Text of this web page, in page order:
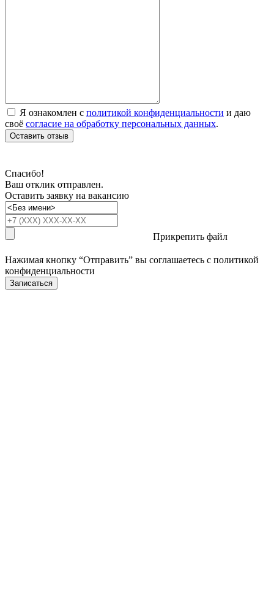
Я ознакомлен с политикой конфиденциальности и даю
своё согласие на обработку персональных данных.
Оставить отзыв
Спасибо!
Ваш отклик отправлен.
Оставить заявку на вакансию
Прикрепить файл
Нажимая кнопку “Отправить” вы соглашаетесь с политикой
конфиденциальности
Записаться